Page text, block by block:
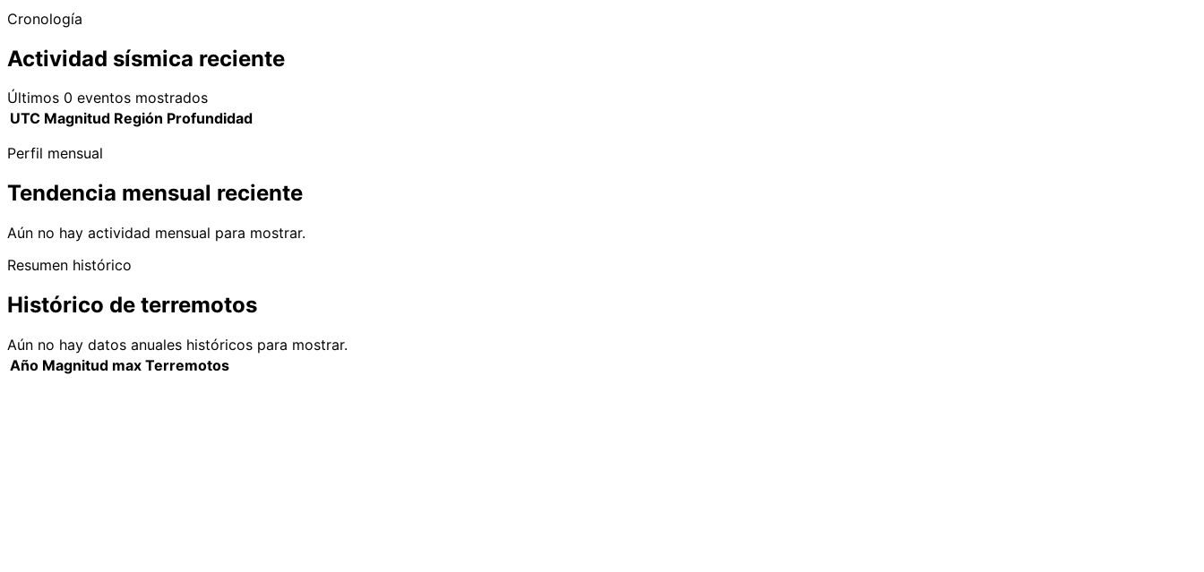
Cronología
Actividad sísmica reciente
Últimos 0 eventos mostrados
UTC Magnitud Región Profundidad
Perfil mensual
Tendencia mensual reciente
Aún no hay actividad mensual para mostrar.
Resumen histórico
Histórico de terremotos
Aún no hay datos anuales históricos para mostrar.
Año Magnitud max Terremotos